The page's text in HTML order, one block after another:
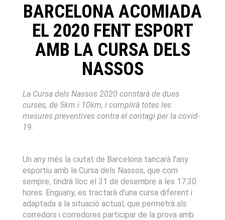
BARCELONA ACOMIADA
EL 2020 FENT ESPORT
AMB LA CURSA DELS
NASSOS
La Cursa dels Nassos 2020 constarà de dues
curses, de 5km i 10km, i complirà totes les
mesures preventives contra el contagi per la covid-
19.
Un any més la ciutat de Barcelona tancarà l’any
esportiu amb la Cursa dels Nassos, que com
sempre, tindrà lloc el 31 de desembre a les 17.30
hores. Enguany, es tractarà d’una cursa diferent i
adaptada a la situació actual, que permetrà als
corredors i corredores participar de la prova amb